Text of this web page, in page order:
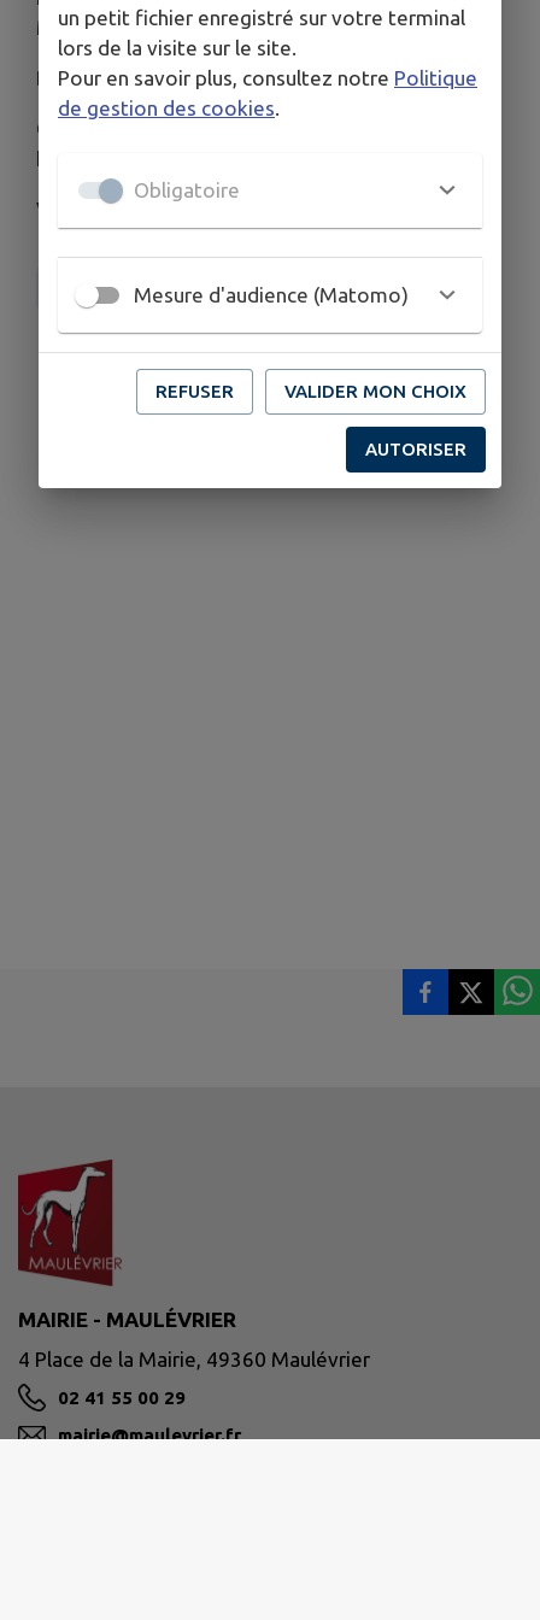
Maulévrier le mardi 14 Juillet.
Belle fête nationale à tous 🪅 !
On se retrouve le mercredi 15 Juillet aux horaires
habituels.
Votre Super U Maulévrier
SUPER U
MAIRIE - MAULÉVRIER
4 Place de la Mairie, 49360 Maulévrier
02 41 55 00 29
mairie@maulevrier.fr
un petit fichier enregistré sur votre terminal
lors de la visite sur le site.
Pour en savoir plus, consultez notre Politique
de gestion des cookies
Obligatoire
Mesure d'audience (Matomo)
REFUSER VALIDER MON CHOIX
AUTORISER